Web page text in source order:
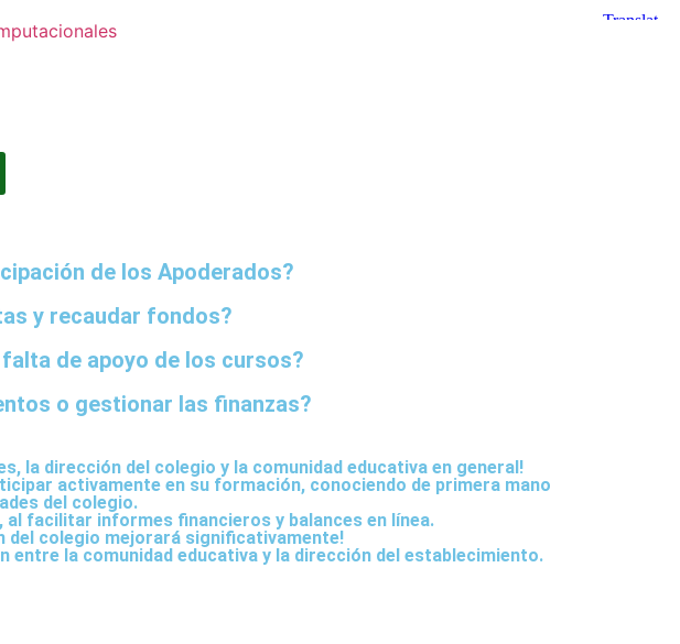
de los Apoderados?
y recaudar fondos?
de apoyo de los cursos?
o gestionar las finanzas?
la dirección del colegio y la comunidad educativa en general!
activamente en su formación, conociendo de primera mano
del colegio.
facilitar informes financieros y balances en línea.
del colegio mejorará significativamente!
entre la comunidad educativa y la dirección del establecimiento.